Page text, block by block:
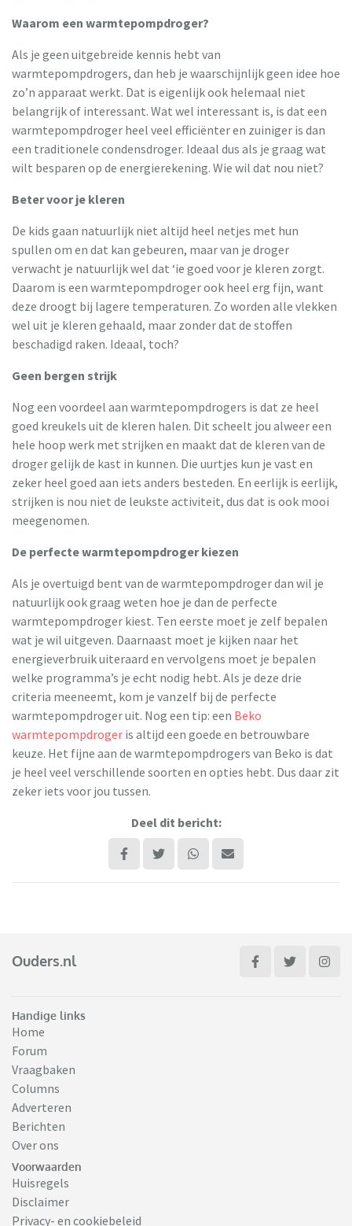
Waarom een warmtepompdroger?
Als je geen uitgebreide kennis hebt van
warmtepompdrogers, dan heb je waarschijnlijk geen idee hoe
zo’n apparaat werkt. Dat is eigenlijk ook helemaal niet
belangrijk of interessant. Wat wel interessant is, is dat een
warmtepompdroger heel veel efficiënter en zuiniger is dan
een traditionele condensdroger. Ideaal dus als je graag wat
wilt besparen op de energierekening. Wie wil dat nou niet?
Beter voor je kleren
De kids gaan natuurlijk niet altijd heel netjes met hun
spullen om en dat kan gebeuren, maar van je droger
verwacht je natuurlijk wel dat ‘ie goed voor je kleren zorgt.
Daarom is een warmtepompdroger ook heel erg fijn, want
deze droogt bij lagere temperaturen. Zo worden alle vlekken
wel uit je kleren gehaald, maar zonder dat de stoffen
beschadigd raken. Ideaal, toch?
Geen bergen strijk
Nog een voordeel aan warmtepompdrogers is dat ze heel
goed kreukels uit de kleren halen. Dit scheelt jou alweer een
hele hoop werk met strijken en maakt dat de kleren van de
droger gelijk de kast in kunnen. Die uurtjes kun je vast en
zeker heel goed aan iets anders besteden. En eerlijk is eerlijk,
strijken is nou niet de leukste activiteit, dus dat is ook mooi
meegenomen.
De perfecte warmtepompdroger kiezen
Als je overtuigd bent van de warmtepompdroger dan wil je
natuurlijk ook graag weten hoe je dan de perfecte
warmtepompdroger kiest. Ten eerste moet je zelf bepalen
wat je wil uitgeven. Daarnaast moet je kijken naar het
energieverbruik uiteraard en vervolgens moet je bepalen
welke programma’s je echt nodig hebt. Als je deze drie
criteria meeneemt, kom je vanzelf bij de perfecte
warmtepompdroger uit. Nog een tip: een Beko
warmtepompdroger is altijd een goede en betrouwbare
keuze. Het fijne aan de warmtepompdrogers van Beko is dat
je heel veel verschillende soorten en opties hebt. Dus daar zit
zeker iets voor jou tussen.
Deel dit bericht:
Ouders.nl
Handige links
Home
Forum
Vraagbaken
Columns
Adverteren
Berichten
Over ons
Voorwaarden
Huisregels
Disclaimer
Privacy- en cookiebeleid